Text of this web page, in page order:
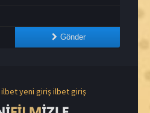
Gönder
ilbet yeni girişilbet giriş